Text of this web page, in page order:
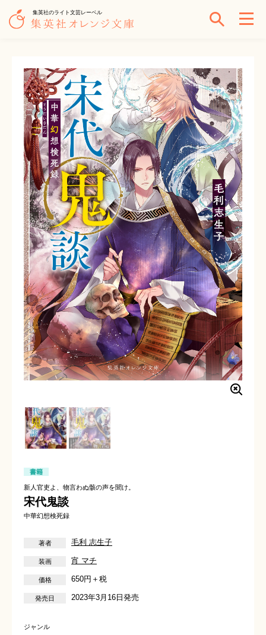
集英社のライト文芸レーベル
書籍
新人官吏よ、物言わぬ骸の声を聞け。
宋代鬼談
中華幻想検死録
毛利 志生子
宵 マチ
650円＋税
2023年3月16日発売